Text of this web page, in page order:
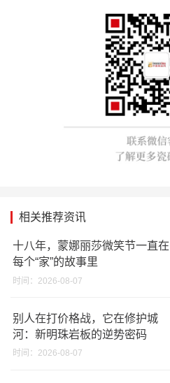
相关推荐资讯
十八年，蒙娜丽莎微笑节一直在
每个“家”的故事里
时间：2026-08-07
别人在打价格战，它在修护城
河：新明珠岩板的逆势密码
时间：2026-08-07